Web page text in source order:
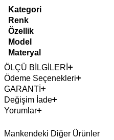
Kategori
Renk
Özellik
Model
Materyal
ÖLÇÜ BİLGİLERİ
Ödeme Seçenekleri
GARANTİ
Değişim İade
Yorumlar
Mankendeki Diğer Ürünler